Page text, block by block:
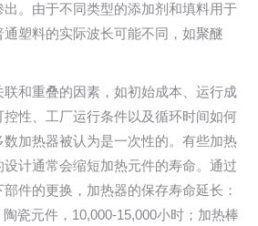
。由于不同类型的添加剂和填料用于
塑料的实际波长可能不同，如聚醚
和重叠的因素，如初始成本、运行成
性、工厂运行条件以及循环时间如何
加热器被认为是一次性的。有些加热
计通常会缩短加热元件的寿命。通过
件的更换，加热器的保存寿命延长：
瓷元件，10,000-15,000小时；加热棒